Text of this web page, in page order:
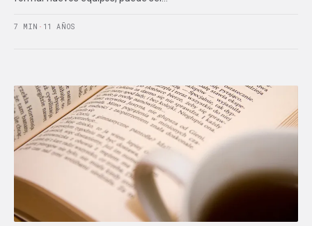
7 MIN · 11 AÑOS